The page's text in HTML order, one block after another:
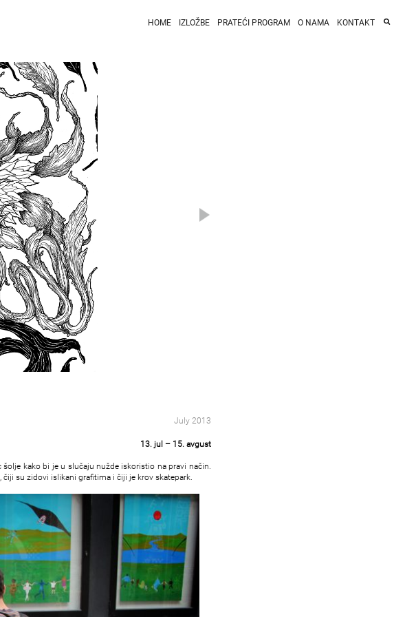
HOME IZLOŽBE PRATEĆI PROGRAM O NAMA KONTAKT
July 2013
13. jul – 15. avgust
kako bi je u slučaju nužde iskoristio na pravi način.
su zidovi islikani grafitima i čiji je krov skatepark.